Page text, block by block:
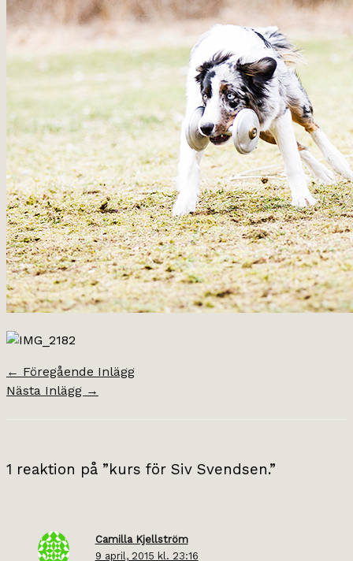
← Föregående Inlägg
Nästa Inlägg →
1 reaktion på ”kurs för Siv Svendsen.”
Camilla Kjellström
9 april, 2015 kl. 23:16